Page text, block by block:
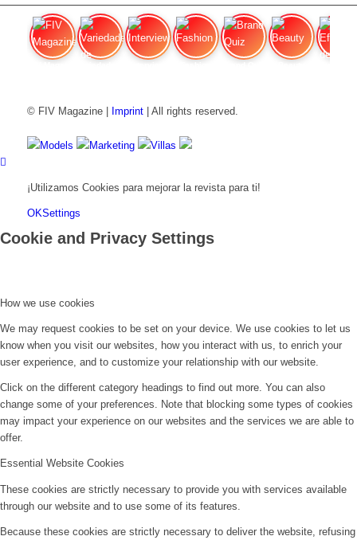
© FIV Magazine | Imprint| All rights reserved.
Models Marketing Villas
¡Utilizamos Cookies para mejorar la revista para ti!
OKSettings
Cookie and Privacy Settings
How we use cookies
We may request cookies to be set on your device. We use cookies to let us
know when you visit our websites, how you interact with us, to enrich your
user experience, and to customize your relationship with our website.
Click on the different category headings to find out more. You can also
change some of your preferences. Note that blocking some types of cookies
may impact your experience on our websites and the services we are able to
offer.
Essential Website Cookies
These cookies are strictly necessary to provide you with services available
through our website and to use some of its features.
Because these cookies are strictly necessary to deliver the website, refusing